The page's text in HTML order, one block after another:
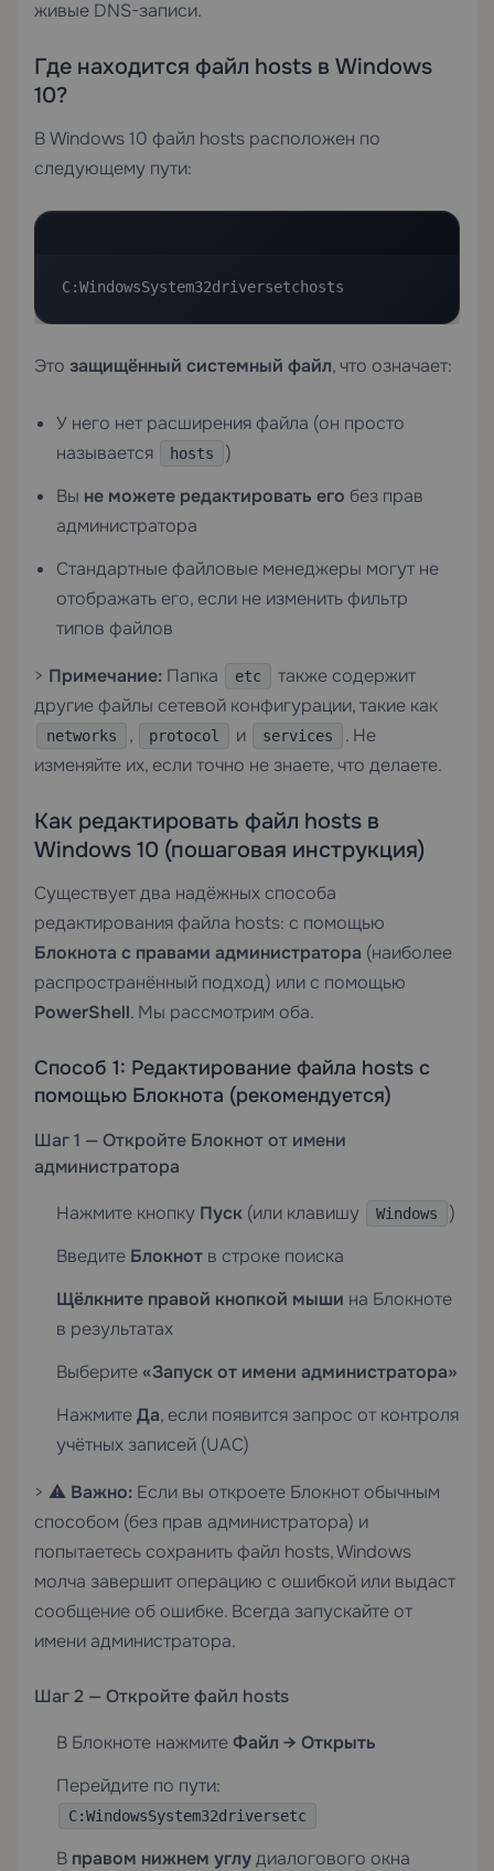
живые DNS-записи.
Где находится файл hosts в Windows
10?
В Windows 10 файл hosts расположен по
следующему пути:
C:WindowsSystem32driversetchosts
Это защищённый системный файл, что означает:
У него нет расширения файла (он просто
называется
hosts
)
Вы не можете редактировать его без прав
администратора
Стандартные файловые менеджеры могут не
отображать его, если не изменить фильтр
типов файлов
> Примечание: Папка etc
также содержит
другие файлы сетевой конфигурации, такие как
networks , protocol и services
. Не
изменяйте их, если точно не знаете, что делаете.
Как редактировать файл hosts в
Windows 10 (пошаговая инструкция)
Существует два надёжных способа
редактирования файла hosts: с помощью
Блокнота с правами администратора (наиболее
распространённый подход) или с помощью
PowerShell. Мы рассмотрим оба.
Способ 1: Редактирование файла hosts с
помощью Блокнота (рекомендуется)
Шаг 1 — Откройте Блокнот от имени
администратора
Нажмите кнопку Пуск (или клавишу Windows
)
Введите Блокнот в строке поиска
Щёлкните правой кнопкой мыши на Блокноте
в результатах
Выберите«Запуск от имени администратора»
НажмитеДа, если появится запрос от контроля
учётных записей (UAC)
> ⚠️ Важно: Если вы откроете Блокнот обычным
способом (без прав администратора) и
попытаетесь сохранить файл hosts, Windows
молча завершит операцию с ошибкой или выдаст
сообщение об ошибке. Всегда запускайте от
имени администратора.
Шаг 2 — Откройте файл hosts
В Блокноте нажмитеФайл → Открыть
Перейдите по пути:
C:WindowsSystem32driversetc
В правом нижнем углудиалогового окна